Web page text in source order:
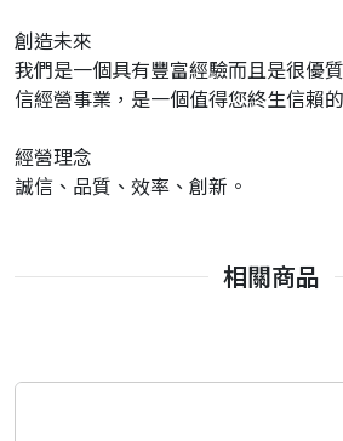
創造未來
我們是一個具有豐富經驗而且是很優
信經營事業，是一個值得您終生信賴
經營理念
誠信、品質、效率、創新。
相關商品